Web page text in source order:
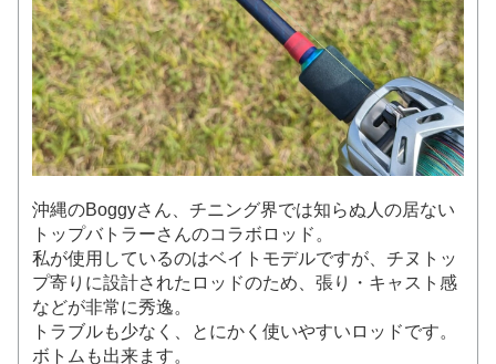
沖縄のBoggyさん、チニング界では知らぬ人の居ない
トップバトラーさんのコラボロッド。
私が使用しているのはベイトモデルですが、チヌトッ
プ寄りに設計されたロッドのため、張り・キャスト感
などが非常に秀逸。
トラブルも少なく、とにかく使いやすいロッドです。
ボトムも出来ます。